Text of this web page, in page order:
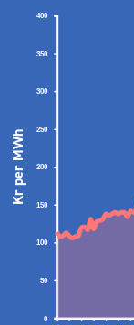
0
50
100
150
200
250
300
350
400
Kr per MWh